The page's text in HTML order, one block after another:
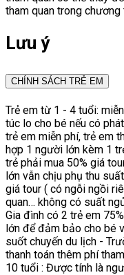
tham quan trong chương
Lưu ý
CHÍNH SÁCH TRẺ EM
Trẻ em từ 1 - 4 tuổi:
túc lo cho bé nếu có
trẻ em miễn phí, trẻ em
hợp 1 người lớn kèm 1
trẻ phải mua 50% giá
lớn vẫn chịu phụ thu
giá tour ( có ngỗi ngồi
quan… không có suất
Gia đình có 2 trẻ em
lớn để đảm bảo cho bé
suốt chuyến du lịch -
thanh toán thêm phí
10 tuổi : Được tính là